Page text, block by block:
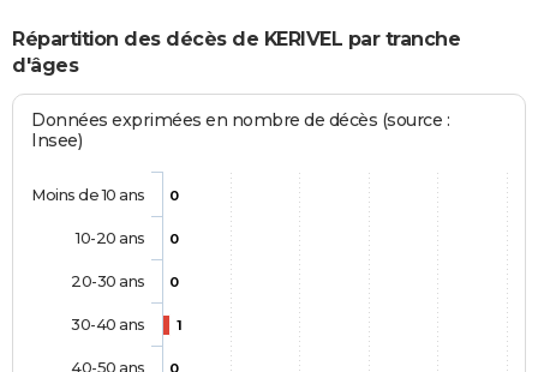
Répartition des décès de KERIVEL par tranche
d'âges
Données exprimées en nombre de décès (source :
Insee)
0
0
0
1
0
Moins de 10 ans
10-20 ans
20-30 ans
30-40 ans
40-50 ans